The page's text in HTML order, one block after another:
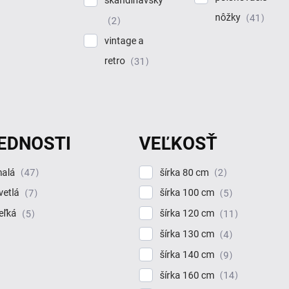
2
vintage a
retro
31
nôžky
41
47
7
5
VEĽKOSŤ
šírka 80 cm
2
šírka 100 cm
5
šírka 120 cm
11
šírka 130 cm
4
šírka 140 cm
9
šírka 160 cm
14